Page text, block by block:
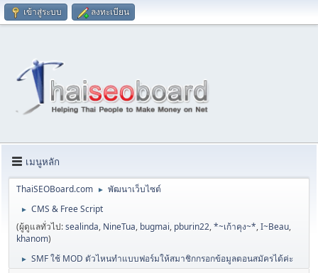
เข้าสู่ระบบ ลงทะเบียน
เมนูหลัก
ThaiSEOBoard.com ► พัฒนาเว็บไซต์
►
CMS & Free Script
(ผู้ดูแลทั่วไป:sealinda, NineTua, bugmai, pburin22,*~เก้าคุง~*,I~Beau,
khanom)
► SMF ใช้ MOD ตัวไหนทำแบบฟอร์มให้สมาชิกกรอกข้อมูลตอนสมัครได้ค่ะ